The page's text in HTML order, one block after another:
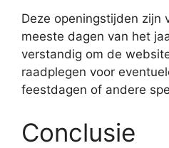
Deze openingstijden zijn
meeste dagen van het
verstandig om de
raadplegen voor
feestdagen of andere
Conclusie